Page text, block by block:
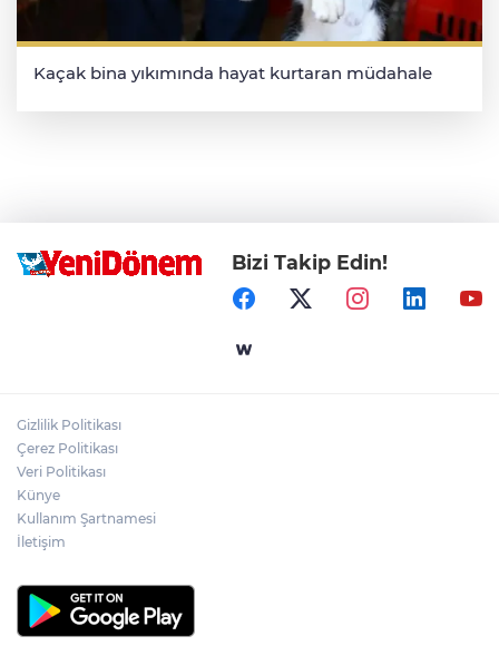
Kaçak bina yıkımında hayat kurtaran müdahale
Bizi Takip Edin!
Gizlilik Politikası
Çerez Politikası
Veri Politikası
Künye
Kullanım Şartnamesi
İletişim